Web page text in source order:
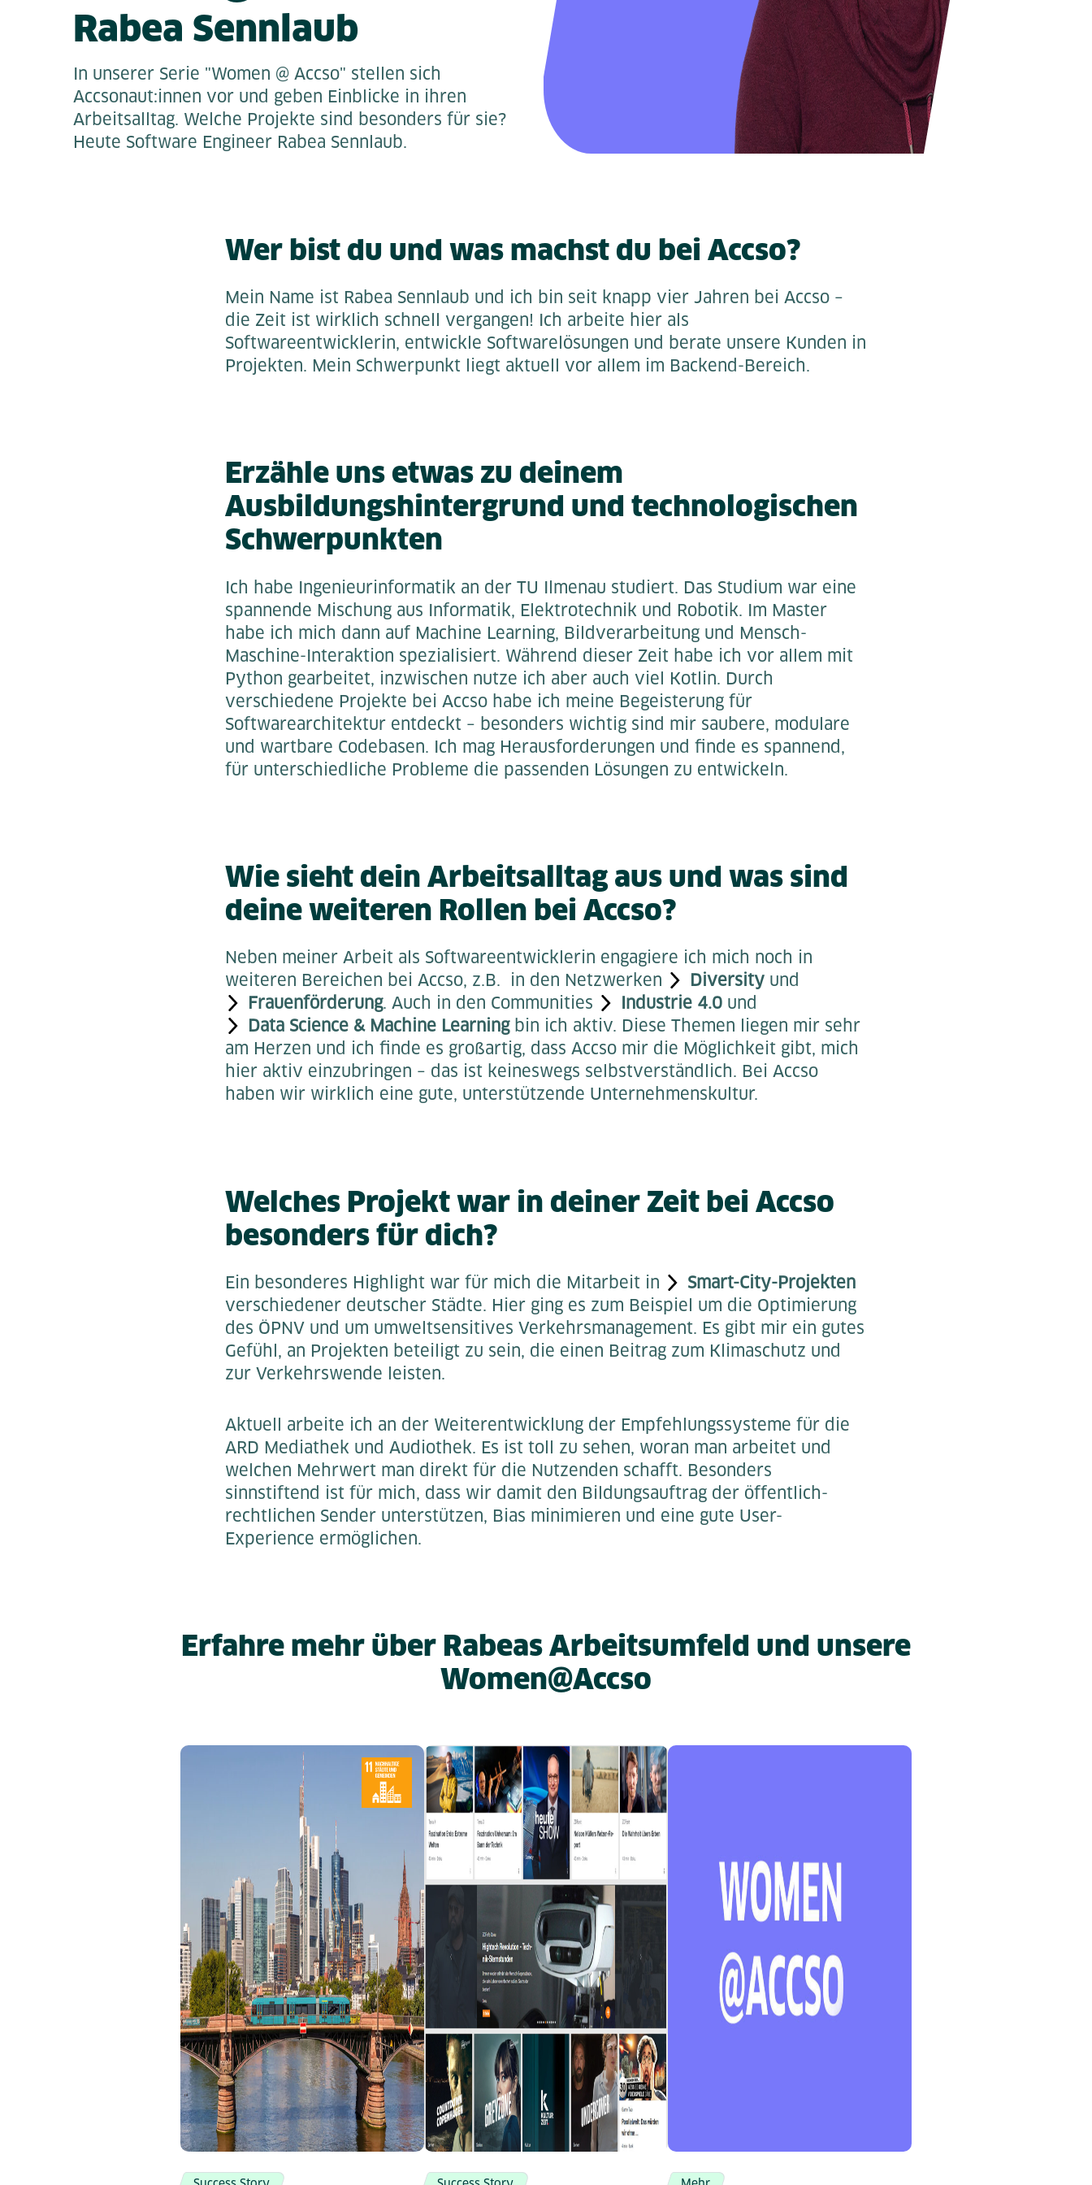
Rabea Sennlaub
In unserer Serie "Women @ Accso" stellen sich
Accsonaut:innen vor und geben Einblicke in ihren
Arbeitsalltag. Welche Projekte sind besonders für sie?
Heute Software Engineer Rabea Sennlaub.
Wer bist du und was machst du bei Accso?
Mein Name ist Rabea Sennlaub und ich bin seit knapp vier Jahren bei Accso –
die Zeit ist wirklich schnell vergangen! Ich arbeite hier als
Softwareentwicklerin, entwickle Softwarelösungen und berate unsere Kunden in
Projekten. Mein Schwerpunkt liegt aktuell vor allem im Backend-Bereich.
Erzähle uns etwas zu deinem
Ausbildungshintergrund und technologischen
Schwerpunkten
Ich habe Ingenieurinformatik an der TU Ilmenau studiert. Das Studium war eine
spannende Mischung aus Informatik, Elektrotechnik und Robotik. Im Master
habe ich mich dann auf Machine Learning, Bildverarbeitung und Mensch-
Maschine-Interaktion spezialisiert. Während dieser Zeit habe ich vor allem mit
Python gearbeitet, inzwischen nutze ich aber auch viel Kotlin. Durch
verschiedene Projekte bei Accso habe ich meine Begeisterung für
Softwarearchitektur entdeckt – besonders wichtig sind mir saubere, modulare
und wartbare Codebasen. Ich mag Herausforderungen und finde es spannend,
für unterschiedliche Probleme die passenden Lösungen zu entwickeln.
Wie sieht dein Arbeitsalltag aus und was sind
deine weiteren Rollen bei Accso?
Neben meiner Arbeit als Softwareentwicklerin engagiere ich mich noch in
weiteren Bereichen bei Accso, z.B. in den Netzwerken
Diversityund
Frauenförderung. Auch in den Communities Industrie 4.0und
Data Science & Machine Learningbin ich aktiv. Diese Themen liegen mir sehr
am Herzen und ich finde es großartig, dass Accso mir die Möglichkeit gibt, mich
hier aktiv einzubringen – das ist keineswegs selbstverständlich. Bei Accso
haben wir wirklich eine gute, unterstützende Unternehmenskultur.
Welches Projekt war in deiner Zeit bei Accso
besonders für dich?
Ein besonderes Highlight war für mich die Mitarbeit in
Smart-City-Projekten
verschiedener deutscher Städte. Hier ging es zum Beispiel um die Optimierung
des ÖPNV und um umweltsensitives Verkehrsmanagement. Es gibt mir ein gutes
Gefühl, an Projekten beteiligt zu sein, die einen Beitrag zum Klimaschutz und
zur Verkehrswende leisten.
Aktuell arbeite ich an der Weiterentwicklung der Empfehlungssysteme für die
ARD Mediathek und Audiothek. Es ist toll zu sehen, woran man arbeitet und
welchen Mehrwert man direkt für die Nutzenden schafft. Besonders
sinnstiftend ist für mich, dass wir damit den Bildungsauftrag der öffentlich-
rechtlichen Sender unterstützen, Bias minimieren und eine gute User-
Experience ermöglichen.
Erfahre mehr über Rabeas Arbeitsumfeld und unsere
Women@Accso